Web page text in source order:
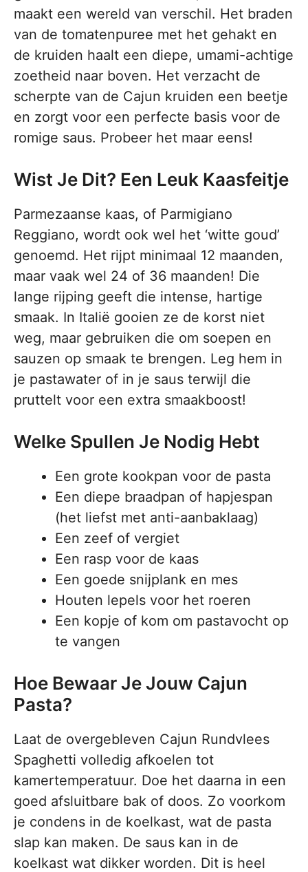
maakt een wereld van verschil. Het braden
van de tomatenpuree met het gehakt en
de kruiden haalt een diepe, umami-achtige
zoetheid naar boven. Het verzacht de
scherpte van de Cajun kruiden een beetje
en zorgt voor een perfecte basis voor de
romige saus. Probeer het maar eens!
Wist Je Dit? Een Leuk Kaasfeitje
Parmezaanse kaas, of Parmigiano
Reggiano, wordt ook wel het ‘witte goud’
genoemd. Het rijpt minimaal 12 maanden,
maar vaak wel 24 of 36 maanden! Die
lange rijping geeft die intense, hartige
smaak. In Italië gooien ze de korst niet
weg, maar gebruiken die om soepen en
sauzen op smaak te brengen. Leg hem in
je pastawater of in je saus terwijl die
pruttelt voor een extra smaakboost!
Welke Spullen Je Nodig Hebt
Een grote kookpan voor de pasta
Een diepe braadpan of hapjespan
(het liefst met anti-aanbaklaag)
Een zeef of vergiet
Een rasp voor de kaas
Een goede snijplank en mes
Houten lepels voor het roeren
Een kopje of kom om pastavocht op
te vangen
Hoe Bewaar Je Jouw Cajun
Pasta?
Laat de overgebleven Cajun Rundvlees
Spaghetti volledig afkoelen tot
kamertemperatuur. Doe het daarna in een
goed afsluitbare bak of doos. Zo voorkom
je condens in de koelkast, wat de pasta
slap kan maken. De saus kan in de
koelkast wat dikker worden. Dit is heel